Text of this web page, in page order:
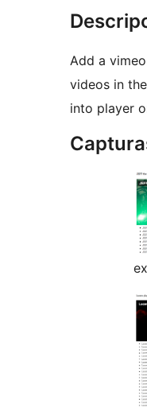
Add a
videos in
into player